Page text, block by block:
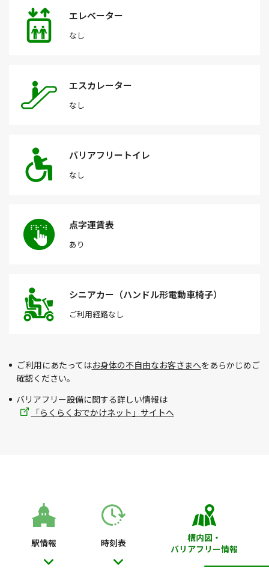
エレベーター
なし
エスカレーター
なし
バリアフリートイレ
なし
点字運賃表
あり
シニアカー（ハンドル形電動車椅子）
ご利用経路なし
ご利用にあたってはお身体の不自由なお客さまへをあらかじめご
確認ください。
バリアフリー設備に関する詳しい情報は
「らくらくおでかけネット」サイトへ
駅情報 時刻表
構内図・
バリアフリー情報